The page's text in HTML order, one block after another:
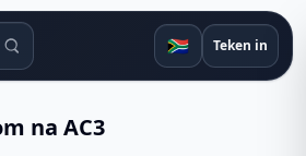
gereedskap 🇿🇦 Teken in
na AC3